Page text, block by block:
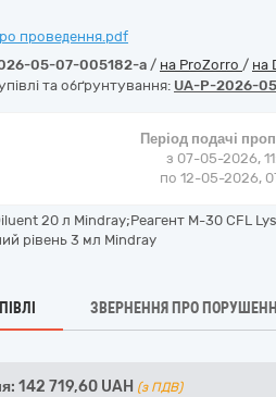
проведення.pdf
05-07-005182-a / на ProZorro / на
та обґрунтування: UA-P-2026-
Період подачі
з 07-05-2026,
по 12-05-2026,
20 л Mindray;Реагент М-30 CFL
рівень 3 мл Mindray
ЗВЕРНЕННЯ ПРО
142 719,60 UAH (з ПДВ)